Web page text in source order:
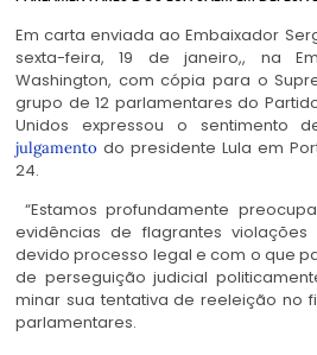
Em carta enviada ao Embaixador
sexta-feira, 19 de janeiro,, na
Washington, com cópia para o
grupo de 12 parlamentares do
Unidos expressou o sentimento
julgamento do presidente Lula em
24.
“Estamos profundamente
evidências de flagrantes
devido processo legal e com o que
de perseguição judicial
minar sua tentativa de reeleição no
parlamentares.